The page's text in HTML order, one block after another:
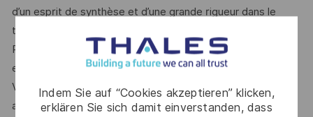
Indem Sie auf “Cookies akzeptieren” klicken,
erklären Sie sich damit einverstanden, dass
d’un esprit de synthèse et d’une grande rigueur dans le
travail. Vous avez le sens des priorités et de l'organisation.
Par votre leadership, vous saurez identifier les points durs
et escalader les alertes lorsque nécessaire.
Votre maîtrise de l’anglais vous permet de vous exprimer
aisément à l’écrit comme à l’oral.